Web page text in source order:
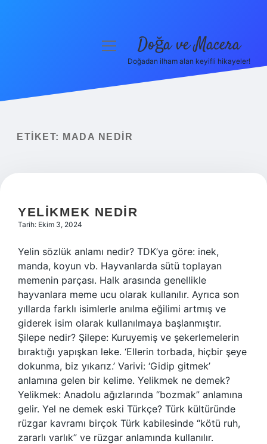
Yasal Uyarı
menüyü Doğa ve Macera
Doğadan ilham alan keyifli hikayeler!
ETIKET: MADA NEDIR
YELIKMEK NEDIR
Tarih: Ekim 3, 2024
Yelin sözlük anlamı nedir? TDK’ya göre: inek,
manda, koyun vb. Hayvanlarda sütü toplayan
memenin parçası. Halk arasında genellikle
hayvanlara meme ucu olarak kullanılır. Ayrıca son
yıllarda farklı isimlerle anılma eğilimi artmış ve
giderek isim olarak kullanılmaya başlanmıştır.
Şilepe nedir? Şilepe: Kuruyemiş ve şekerlemelerin
bıraktığı yapışkan leke. ‘Ellerin torbada, hiçbir şeye
dokunma, biz yıkarız.’ Varivi: ‘Gidip gitmek’
anlamına gelen bir kelime. Yelikmek ne demek?
Yelikmek: Anadolu ağızlarında “bozmak” anlamına
gelir. Yel ne demek eski Türkçe? Türk kültüründe
rüzgar kavramı birçok Türk kabilesinde “kötü ruh,
zararlı varlık” ve rüzgar anlamında kullanılır.